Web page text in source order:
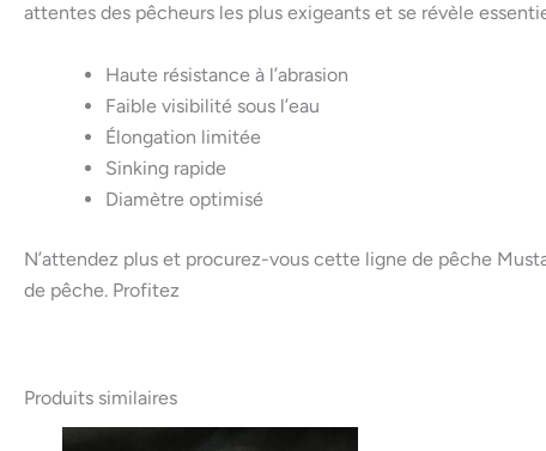
attentes des pêcheurs les plus exigeants et se révèle
Haute résistance à l’abrasion
Faible visibilité sous l’eau
Élongation limitée
Sinking rapide
Diamètre optimisé
N’attendez plus et procurez-vous cette ligne de pêche
de pêche. Profitez
Produits similaires